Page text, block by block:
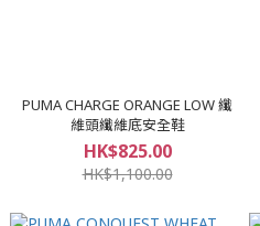
PUMA CHARGE ORANGE LOW 纖
維頭纖維底安全鞋
HK$825.00
HK$1,100.00